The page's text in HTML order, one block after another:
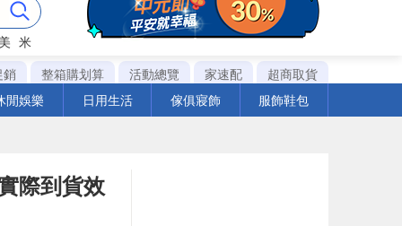
米
銷
整箱購划算 活動總覽 家速配
超商取貨
閒娛樂
日用生活 傢俱寢飾 服飾鞋包
際到貨效